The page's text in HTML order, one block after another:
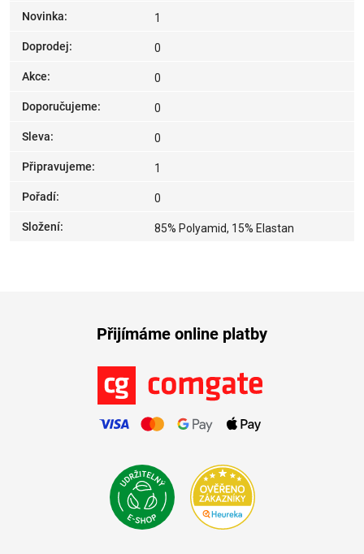
Novinka: 1
Doprodej: 0
Akce: 0
Doporučujeme: 0
Sleva: 0
Připravujeme: 1
Pořadí: 0
Složení: 85% Polyamid, 15% Elastan
Přijímáme online platby